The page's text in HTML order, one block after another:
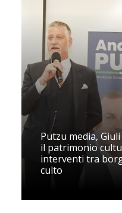
Putzu media,
il patrimonio
interventi tra
culto